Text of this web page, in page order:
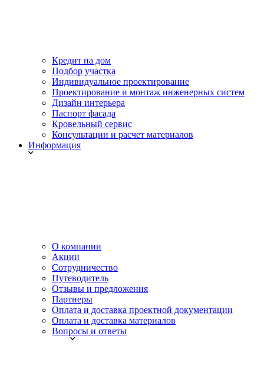
Кредит на дом
Подбор участка
Индивидуальное проектирование
Проектирование и монтаж инженерных систем
Дизайн интерьера
Паспорт фасада
Кровельный сервис
Консультации и расчет материалов
Информация
О компании
Акции
Сотрудничество
Путеводитель
Отзывы и предложения
Партнеры
Оплата и доставка проектной документации
Оплата и доставка материалов
Вопросы и ответы